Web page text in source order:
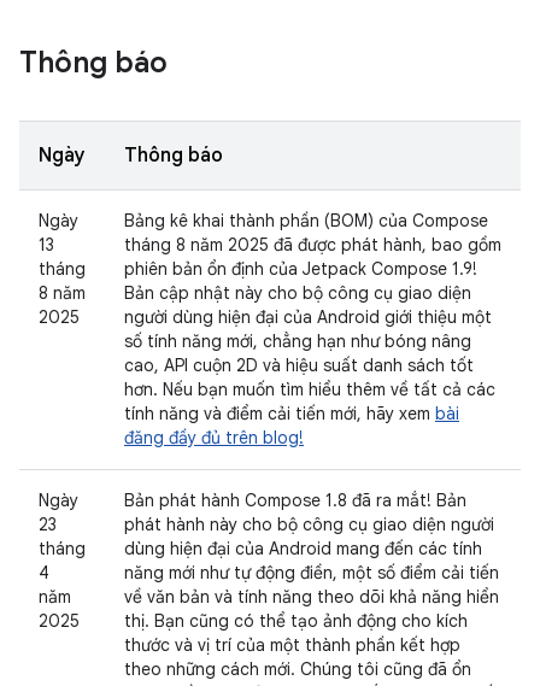
Thông báo
Ngày Thông báo
Ngày
13
tháng
8 năm
2025
Bảng kê khai thành phần (BOM) của Compose
tháng 8 năm 2025 đã được phát hành, bao gồm
phiên bản ổn định của Jetpack Compose 1.9!
Bản cập nhật này cho bộ công cụ giao diện
người dùng hiện đại của Android giới thiệu một
số tính năng mới, chẳng hạn như bóng nâng
cao, API cuộn 2D và hiệu suất danh sách tốt
hơn. Nếu bạn muốn tìm hiểu thêm về tất cả các
tính năng và điểm cải tiến mới, hãy xem bài
đăng đầy đủ trên blog!
Ngày
23
tháng
4
năm
2025
Bản phát hành Compose 1.8 đã ra mắt! Bản
phát hành này cho bộ công cụ giao diện người
dùng hiện đại của Android mang đến các tính
năng mới như tự động điền, một số điểm cải tiến
về văn bản và tính năng theo dõi khả năng hiển
thị. Bạn cũng có thể tạo ảnh động cho kích
thước và vị trí của một thành phần kết hợp
theo những cách mới. Chúng tôi cũng đã ổn